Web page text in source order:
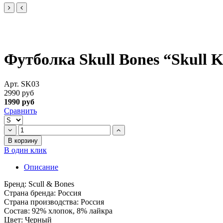
Футболка Skull Bones “Skull
Арт. SK03
2990 руб
1990 руб
Сравнить
В корзину
В один клик
Описание
Бренд: Scull & Bones
Страна бренда: Россия
Страна производства: Россия
Состав: 92% хлопок, 8% лайкра
Цвет: Черный